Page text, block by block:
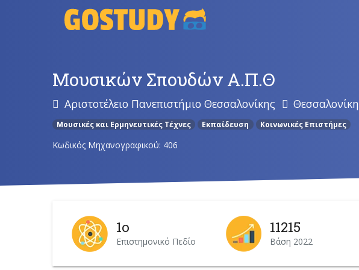
Μουσικών Σπουδών Α.Π.Θ
Αριστοτέλειο Πανεπιστήμιο Θεσσαλονίκης Θεσσαλονίκη
Μουσικές και Ερμηνευτικές Τέχνες Εκπαίδευση Κοινωνικές Επιστήμες
Κωδικός Μηχανογραφικού: 406
1ο
Επιστημονικό Πεδίο
11215
Βάση 2022